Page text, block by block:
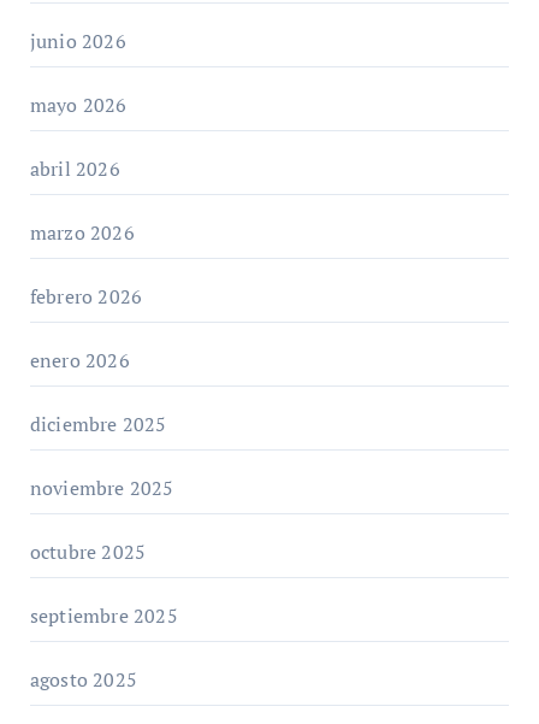
junio 2026
mayo 2026
abril 2026
marzo 2026
febrero 2026
enero 2026
diciembre 2025
noviembre 2025
octubre 2025
septiembre 2025
agosto 2025